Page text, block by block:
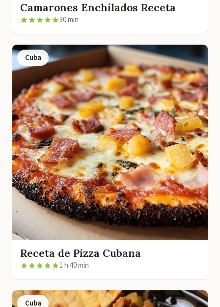
Camarones Enchilados Receta
30 min
Cuba
Receta de Pizza Cubana
1 h 40 min
Cuba